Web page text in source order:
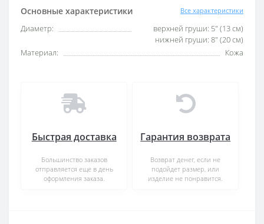
Основные характеристики Все характеристики
Диаметр:
верхней груши: 5" (13 см)
нижней груши: 8" (20 см)
Материал:
Кожа
Быстрая доставка
Большинство заказов
отправляется еще в день
оформления заказа.
Гарантия возврата
Возврат денег, если не
подойдет размер, или
изделие не понравится.